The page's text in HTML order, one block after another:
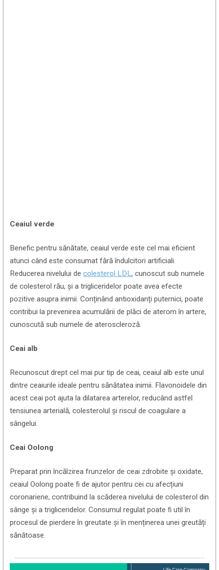
Ceaiul verde
Benefic pentru sănătate, ceaiul verde este cel mai eficient
atunci când este consumat fără îndulcitori artificiali.
Reducerea nivelului decolesterol LDL, cunoscut sub numele
de colesterol rău, și a trigliceridelor poate avea efecte
pozitive asupra inimii. Conținând antioxidanți puternici, poate
contribui la prevenirea acumulării de plăci de aterom în artere,
cunoscută sub numele de ateroscleroză.
Ceai alb
Recunoscut drept cel mai pur tip de ceai, ceaiul alb este unul
dintre ceaiurile ideale pentru sănătatea inimii. Flavonoidele din
acest ceai pot ajuta la dilatarea arterelor, reducând astfel
tensiunea arterială, colesterolul și riscul de coagulare a
sângelui.
Ceai Oolong
Preparat prin încălzirea frunzelor de ceai zdrobite și oxidate,
ceaiul Oolong poate fi de ajutor pentru cei cu afecțiuni
coronariene, contribuind la scăderea nivelului de colesterol din
sânge și a trigliceridelor. Consumul regulat poate fi util în
procesul de pierdere în greutate și în menținerea unei greutăți
sănătoase.